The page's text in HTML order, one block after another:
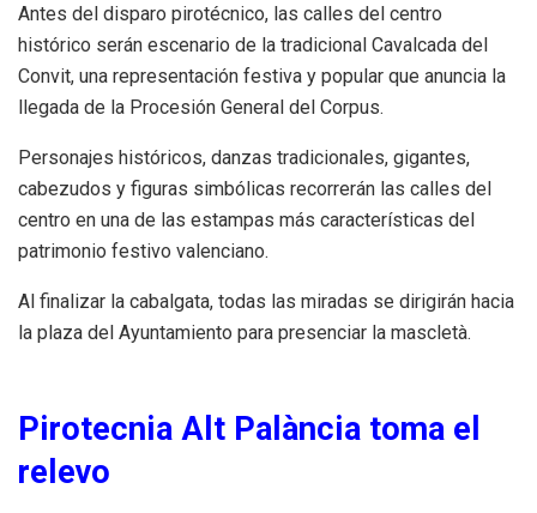
Antes del disparo pirotécnico, las calles del centro
histórico serán escenario de la tradicional Cavalcada del
Convit, una representación festiva y popular que anuncia la
llegada de la Procesión General del Corpus.
Personajes históricos, danzas tradicionales, gigantes,
cabezudos y figuras simbólicas recorrerán las calles del
centro en una de las estampas más características del
patrimonio festivo valenciano.
Al finalizar la cabalgata, todas las miradas se dirigirán hacia
la plaza del Ayuntamiento para presenciar la mascletà.
Pirotecnia Alt Palància toma el
relevo